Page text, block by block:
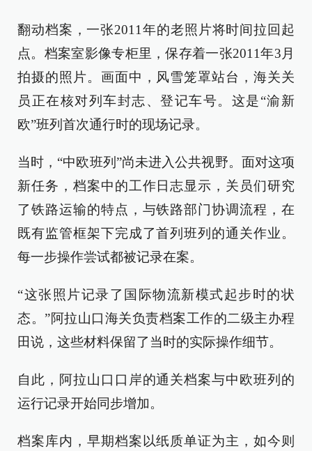
翻动档案，一张2011年的老照片将时间拉回起
点。档案室影像专柜里，保存着一张2011年3月
拍摄的照片。画面中，风雪笼罩站台，海关关
员正在核对列车封志、登记车号。这是“渝新
欧”班列首次通行时的现场记录。
当时，“中欧班列”尚未进入公共视野。面对这项
新任务，档案中的工作日志显示，关员们研究
了铁路运输的特点，与铁路部门协调流程，在
既有监管框架下完成了首列班列的通关作业。
每一步操作尝试都被记录在案。
“这张照片记录了国际物流新模式起步时的状
态。”阿拉山口海关负责档案工作的二级主办程
田说，这些材料保留了当时的实际操作细节。
自此，阿拉山口口岸的通关档案与中欧班列的
运行记录开始同步增加。
档案库内，早期档案以纸质单证为主，如今则